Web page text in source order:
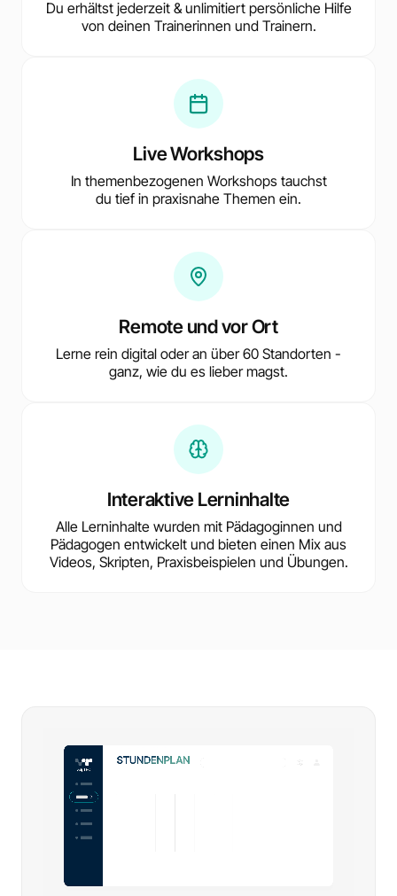
Du erhältst jederzeit & unlimitiert persönliche Hilfe
von deinen Trainerinnen und Trainern.
Live Workshops
In themenbezogenen Workshops tauchst
du tief in praxisnahe Themen ein.
Remote und vor Ort
Lerne rein digital oder an über 60 Standorten -
ganz, wie du es lieber magst.
Interaktive Lerninhalte
Alle Lerninhalte wurden mit Pädagoginnen und
Pädagogen entwickelt und bieten einen Mix aus
Videos, Skripten, Praxisbeispielen und Übungen.